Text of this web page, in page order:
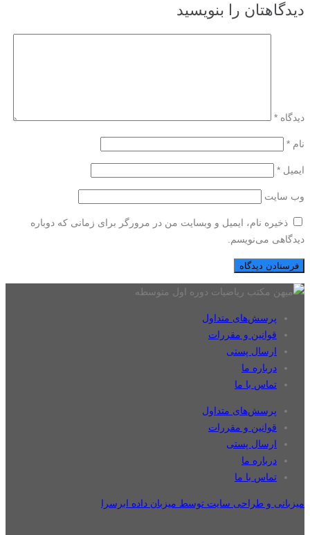
دیدگاهتان را بنویسید
دیدگاه *
نام *
ایمیل *
وب‌ سایت
ذخیره نام، ایمیل و وبسایت من در مرورگر برای زمانی که دوباره
دیدگاهی می‌نویسم.
پرسش‌های متداول
قوانین و مقررات
ارسال پستی
درباره ما
تماس با ما
پرسش‌های متداول
قوانین و مقررات
ارسال پستی
درباره ما
تماس با ما
میزبانی و طراحی سایت توسط میزبان داده ابرسرا